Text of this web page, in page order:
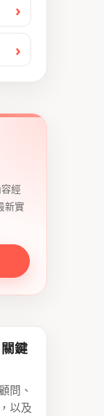
經
新實
鍵
問、
以及